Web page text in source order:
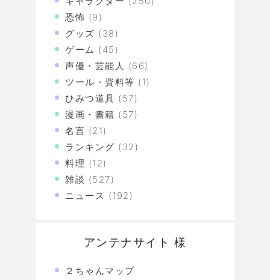
恐怖 (9)
グッズ (38)
ゲーム (45)
声優・芸能人 (66)
ツール・資料等 (1)
ひみつ道具 (57)
漫画・書籍 (57)
名言 (21)
ランキング (32)
料理 (12)
雑談 (527)
ニュース (192)
アンテナサイト 様
２ちゃんマップ